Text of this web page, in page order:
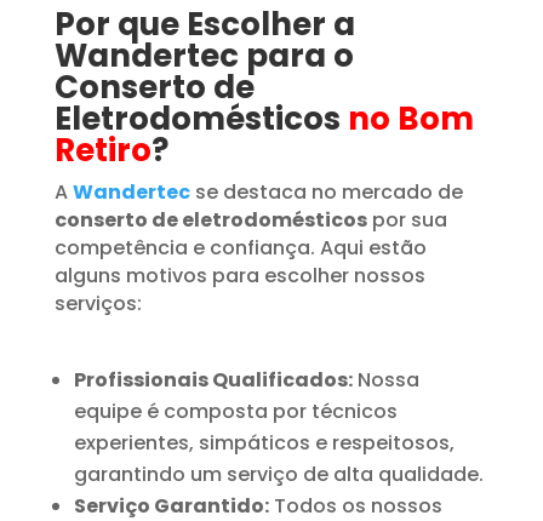
Por que Escolher a
Wandertec para o
Conserto de
Eletrodomésticos no Bom
Retiro?
AWandertecse destaca no mercado de
conserto de eletrodomésticospor sua
competência e confiança. Aqui estão
alguns motivos para escolher nossos
serviços:
Profissionais Qualificados:Nossa
equipe é composta por técnicos
experientes, simpáticos e respeitosos,
garantindo um serviço de alta qualidade.
Serviço Garantido:Todos os nossos